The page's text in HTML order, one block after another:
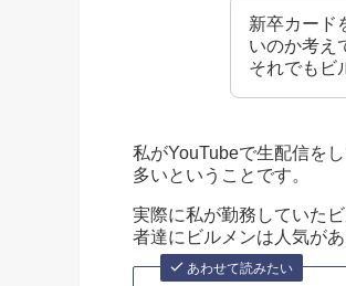
新卒カード
いのか考え
それでもビ
私がYouTubeで生配信を
多いということです。
実際に私が勤務していた
者達にビルメンは人気が
あわせて読みたい